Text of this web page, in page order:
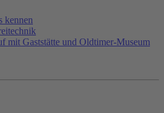
kennen
mit Gaststätte und Oldtimer-Museum